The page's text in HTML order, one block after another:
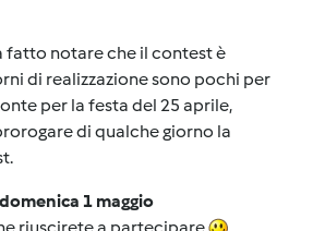
fatto notare che il contest è
di realizzazione sono pochi per
per la festa del 25 aprile,
di qualche giorno la
1 maggio